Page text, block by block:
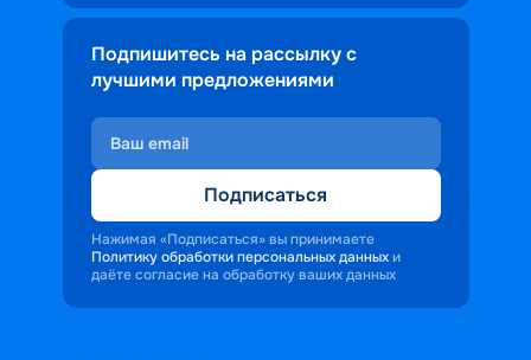
Подпишитесь на рассылку с
лучшими предложениями
Подписаться
Нажимая «Подписаться» вы принимаете
Политику обработки персональных данных и
даёте согласие на обработку ваших данных